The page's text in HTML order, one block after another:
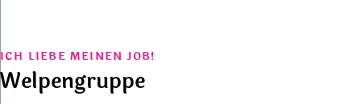
ICH LIEBE MEINEN JOB!
Welpengruppe